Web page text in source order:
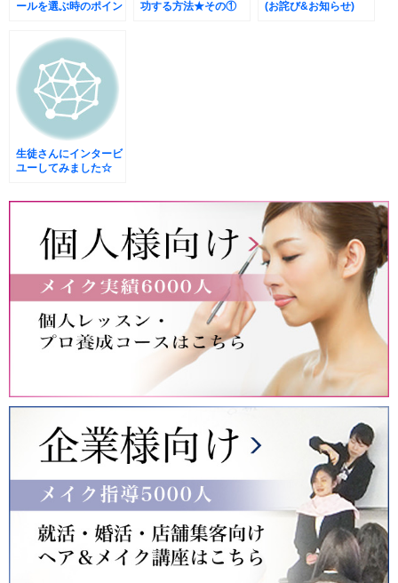
ールを選ぶ時のポイン
功する方法★その①
(お詫び&お知らせ)
生徒さんにインタービ
ユーしてみました☆